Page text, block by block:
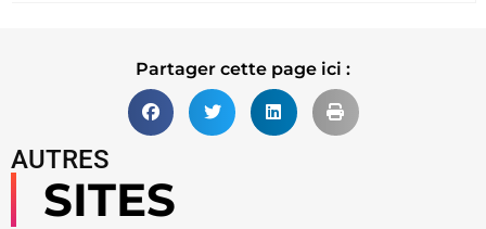
Partager cette page ici :
AUTRES
SITES